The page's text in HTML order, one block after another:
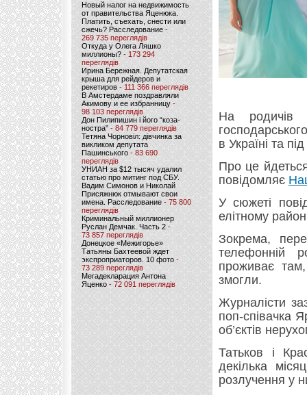
Новый налог на недвижимость
от правительства Яценюка.
Платить, съехать, снести или
сжечь? Расследование-
269 735 переглядів
Откуда у Олега Ляшко
миллионы? - 173 294
переглядів
Ирина Бережная. Депутатская
крыша для рейдеров и
рекетиров - 111 366 переглядів
В Амстердаме поздравляли
Акимову и ее избранницу -
98 103 переглядів
Дон Пилипишин і його “коза-
ностра” - 84 779 переглядів
Тетяна Чорновіл: дівчинка за
викликом депутата
Пашинського- 83 690
переглядів
УНИАН за $12 тысяч удалил
статью про митинг под СБУ.
Вадим Симонов и Николай
Присяжнюк отмывают свои
имена. Расследование - 75 800
переглядів
Криминальный миллионер
Руслан Демчак. Часть 2-
73 857 переглядів
Донецкое «Межигорье»
Татьяны Бахтеевой ждет
экспроприаторов. 10 фото -
73 289 переглядів
Мегадекларация Антона
Яценко - 72 091 переглядів
На родичів
в Україні та
Про це
повідомляє
У сюжеті
елітному
Зокрема,
телефонній
проживає
змогли.
Журналісти
поп-співачка
об’єктів
Татьков і
декілька
розлучення у